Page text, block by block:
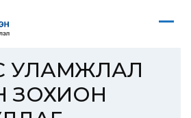
УЛАМЖЛАЛ
ЗОХИОН